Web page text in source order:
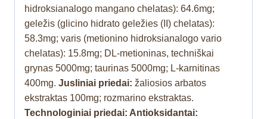
hidroksianalogo mangano chelatas): 64.6mg;
geležis (glicino hidrato geležies (II) chelatas):
58.3mg; varis (metionino hidroksianalogo vario
chelatas): 15.8mg; DL-metioninas, techniškai
grynas 5000mg; taurinas 5000mg; L-karnitinas
400mg. Jusliniai priedai: žaliosios arbatos
ekstraktas 100mg; rozmarino ekstraktas.
Technologiniai priedai: Antioksidantai: